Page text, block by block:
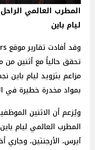
المطرب العالمي الراحل
ليام باين
تحقق حالياً مع أثنين من
بمواد مخدرة خطيرة في
ويُزعم أن الاثنين
المطرب العالمي ليام
آيرس، الأرجنتين،